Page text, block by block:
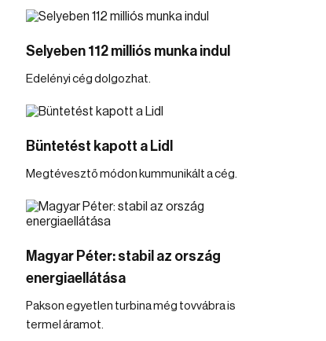
Selyeben 112 milliós munka indul
Edelényi cég dolgozhat.
Büntetést kapott a Lidl
Megtévesztő módon kummunikált a cég.
Magyar Péter: stabil az ország
energiaellátása
Pakson egyetlen turbina még tovvábra is
termel áramot.